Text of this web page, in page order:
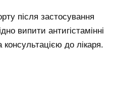
після застосування
випити антигістамінні
консультацією до лікаря.